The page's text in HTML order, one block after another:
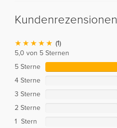
Kundenrezensionen
(1)
5,0 von 5 Sternen
5 Sterne
4 Sterne
3 Sterne
2 Sterne
1 Stern